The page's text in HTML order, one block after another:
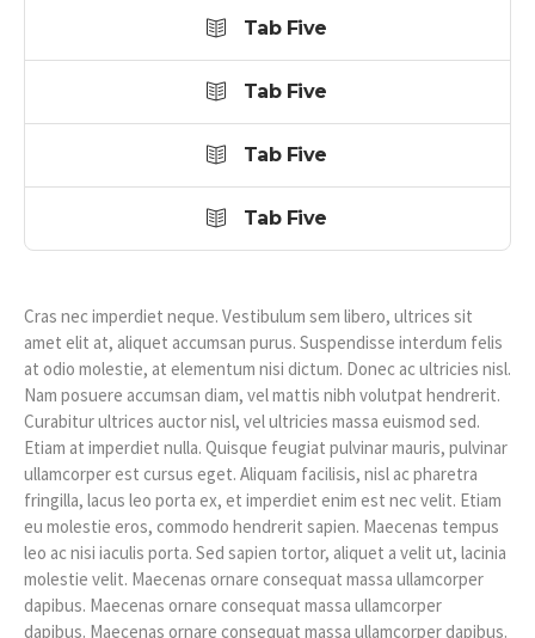
Tab Five
Tab Five
Tab Five
Tab Five
Cras nec imperdiet neque. Vestibulum sem libero, ultrices sit
amet elit at, aliquet accumsan purus. Suspendisse interdum felis
at odio molestie, at elementum nisi dictum. Donec ac ultricies nisl.
Nam posuere accumsan diam, vel mattis nibh volutpat hendrerit.
Curabitur ultrices auctor nisl, vel ultricies massa euismod sed.
Etiam at imperdiet nulla. Quisque feugiat pulvinar mauris, pulvinar
ullamcorper est cursus eget. Aliquam facilisis, nisl ac pharetra
fringilla, lacus leo porta ex, et imperdiet enim est nec velit. Etiam
eu molestie eros, commodo hendrerit sapien. Maecenas tempus
leo ac nisi iaculis porta. Sed sapien tortor, aliquet a velit ut, lacinia
molestie velit. Maecenas ornare consequat massa ullamcorper
dapibus. Maecenas ornare consequat massa ullamcorper
dapibus. Maecenas ornare consequat massa ullamcorper dapibus.